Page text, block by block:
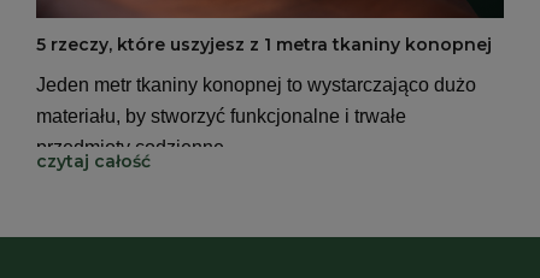
5 rzeczy, które uszyjesz z 1 metra tkaniny konopnej
Jeden metr tkaniny konopnej to wystarczająco dużo
materiału, by stworzyć funkcjonalne i trwałe
przedmioty codzienne.
czytaj całość